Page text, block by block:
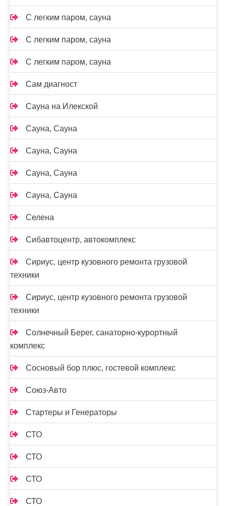
С легким паром, сауна
С легким паром, сауна
С легким паром, сауна
Сам диагност
Сауна на Илекской
Сауна, Сауна
Сауна, Сауна
Сауна, Сауна
Сауна, Сауна
Селена
Сибавтоцентр, автокомплекс
Сириус, центр кузовного ремонта грузовой
техники
Сириус, центр кузовного ремонта грузовой
техники
Солнечный Берег, санаторно-курортный
комплекс
Сосновый бор плюс, гостевой комплекс
Союз-Авто
Стартеры и Генераторы
СТО
СТО
СТО
СТО